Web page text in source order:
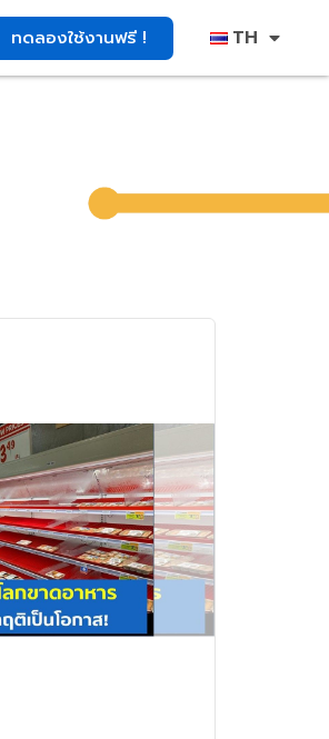
ทดลองใช้งานฟรี ! TH